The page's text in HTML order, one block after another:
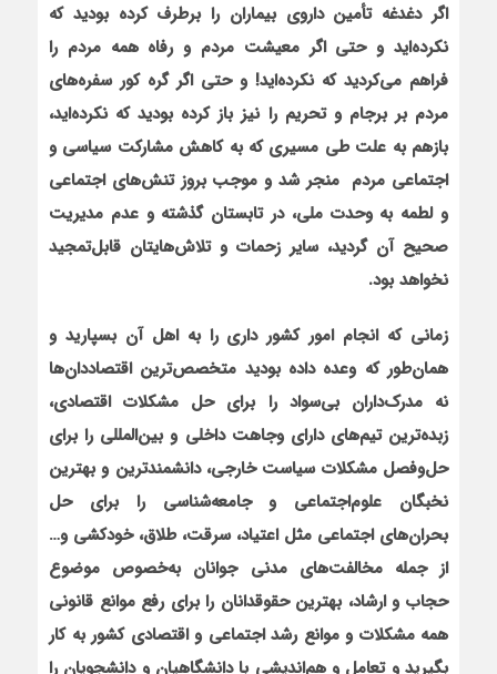
اگر دغدغه تأمین داروی بیماران را برطرف کرده بودید که
نکرده‌اید و حتی اگر معیشت مردم و رفاه همه مردم را
فراهم می‌کردید که نکرده‌اید! و حتی اگر گره کور سفره‌های
مردم بر برجام و تحریم را نیز باز کرده بودید که نکرده‌اید،
بازهم به علت طی مسیری که به کاهش مشارکت سیاسی و
اجتماعی مردم منجر شد و موجب بروز تنش‌های اجتماعی
و لطمه به وحدت ملی، در تابستان گذشته و عدم مدیریت
صحیح آن گردید، سایر زحمات و تلاش‌های‏تان قابل‌تمجید
نخواهد بود.
زمانی که انجام امور کشور داری را به اهل آن بسپارید و
همان‌طور که وعده داده بودید متخصص‌ترین اقتصاددان‌ها
نه مدرک‌داران بی‌سواد را برای حل مشکلات اقتصادی،
زبده‌ترین تیم‌های دارای وجاهت داخلی و بین‌المللی را برای
حل‌وفصل مشکلات سیاست خارجی، دانشمندترین و بهترین
نخبگان علوم‌اجتماعی و جامعه‌شناسی را برای حل
بحران‌های اجتماعی مثل اعتیاد، سرقت، طلاق، خودکشی و…
از جمله مخالفت‌های مدنی جوانان به‌خصوص موضوع
حجاب و ارشاد، بهترین حقوقدانان را برای رفع موانع قانونی
همه مشکلات و موانع رشد اجتماعی و اقتصادی کشور به کار
بگیرید و تعامل و هم‌اندیشی با دانشگاهیان و دانشجویان را